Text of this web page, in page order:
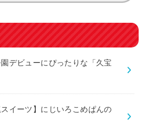
デビューにぴったりな「久宝
スイーツ】にじいろこめぱんの